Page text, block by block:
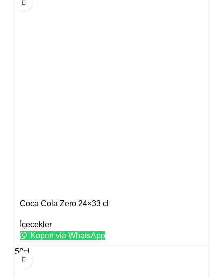
Coca Cola Zero 24×33 cl
İçecekler
Kopen via WhatsApp
50cl